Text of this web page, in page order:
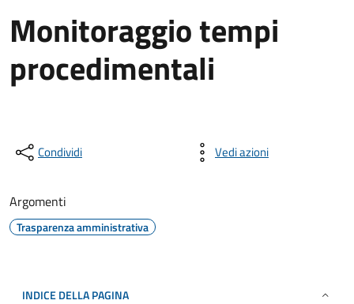
Monitoraggio tempi
procedimentali
Condividi Vedi azioni
Argomenti
Trasparenza amministrativa
INDICE DELLA PAGINA